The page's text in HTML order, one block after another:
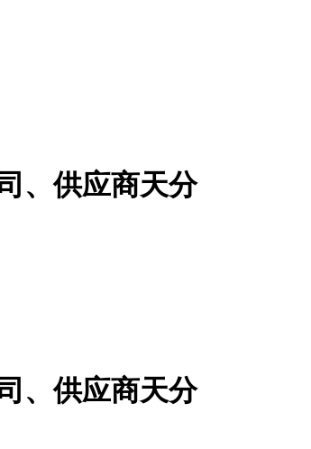
、供应商天分
、供应商天分